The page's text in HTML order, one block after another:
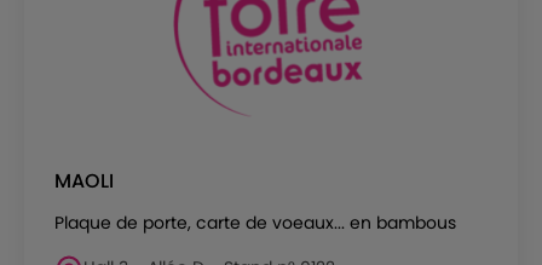
MAOLI
Plaque de porte, carte de voeaux... en bambous